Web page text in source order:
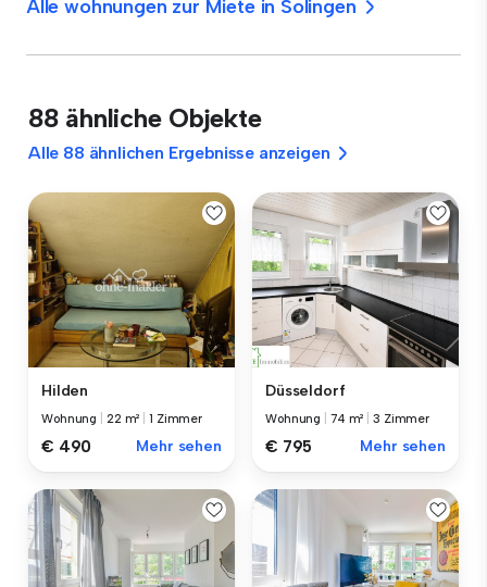
Alle wohnungen zur Miete in Solingen
88 ähnliche Objekte
Alle 88 ähnlichen Ergebnisse anzeigen
Hilden
Wohnung 22 m² |1 Zimmer
€ 490 Mehr sehen
Düsseldorf
Wohnung 74 m² |3 Zimmer
€ 795 Mehr sehen